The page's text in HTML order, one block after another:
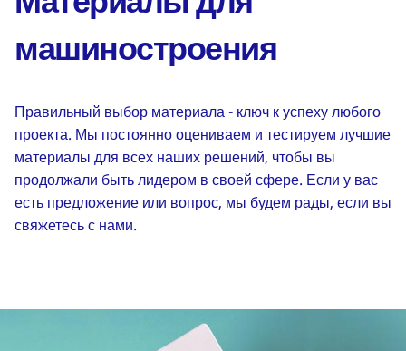
машиностроения
Правильный выбор материала - ключ к успеху любого
проекта. Мы постоянно оцениваем и тестируем лучшие
материалы для всех наших решений, чтобы вы
продолжали быть лидером в своей сфере. Если у вас
есть предложение или вопрос, мы будем рады, если вы
свяжетесь с нами.